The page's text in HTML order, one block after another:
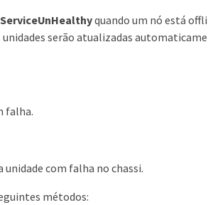
quando um nó está
serão atualizadas
falha.
com falha no chassi.
métodos: